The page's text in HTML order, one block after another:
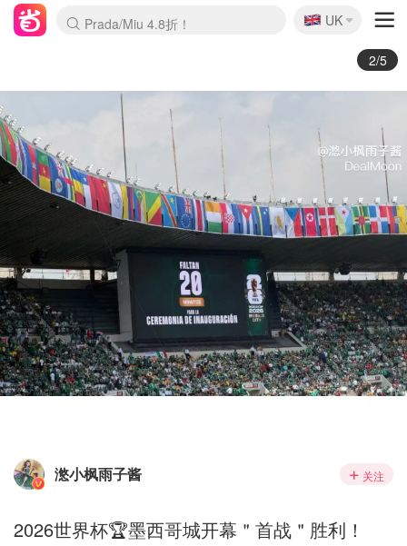
Prada/Miu 4.8折！
🇬🇧
UK
3/5
滺小枫雨子酱 关注
2026世界杯🏆墨西哥城开幕＂首战＂胜利！